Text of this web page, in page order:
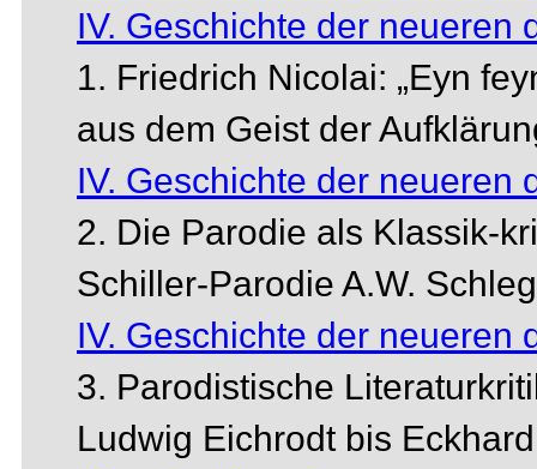
IV. Geschichte der neueren
1. Friedrich Nicolai: „Eyn
aus dem Geist der
IV. Geschichte der neueren
2. Die Parodie als Klassik-
Schiller-Parodie A.W.
IV. Geschichte der neueren
3. Parodistische
Ludwig Eichrodt bis